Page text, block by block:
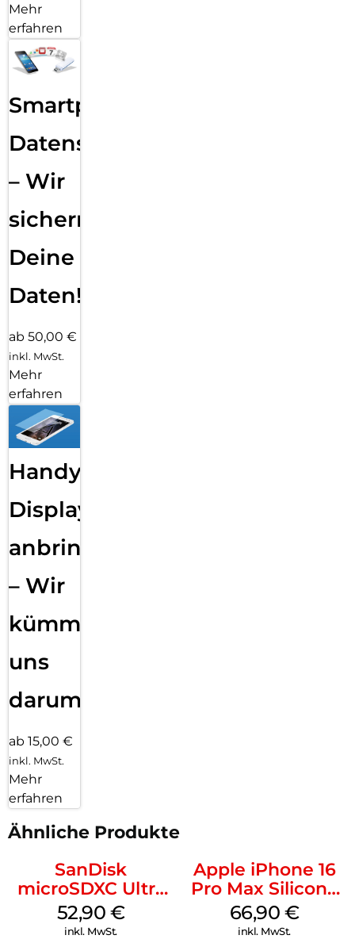
Mehr
erfahren
Smartphone
Datensicherung
– Wir
sichern
Deine
Daten!
ab 50,00 €
inkl. MwSt.
Mehr
erfahren
Handy
Displayfolie
anbringen
– Wir
kümmern
uns
darum!
ab 15,00 €
inkl. MwSt.
Mehr
erfahren
Ähnliche Produkte
SanDisk
microSDXC Ultra
128 GB + Adapter
Mobile
52,90 €
inkl. MwSt.
Apple iPhone 16
Pro Max Silicone
Case MagSafe
Black
66,90 €
inkl. MwSt.